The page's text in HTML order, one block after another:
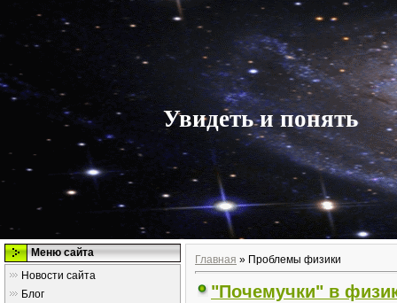
Увидеть и понять
Меню сайта
Новости сайта
Блог
Главная » Проблемы физики
"Почемучки" в